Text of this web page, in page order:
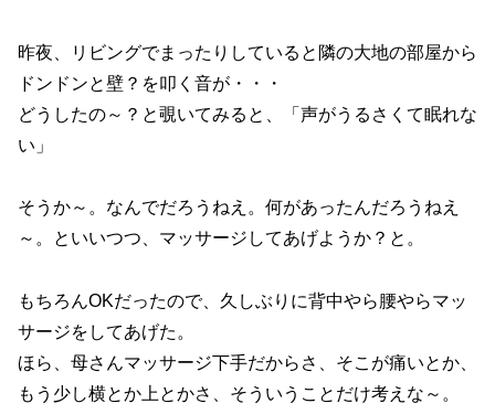
昨夜、リビングでまったりしていると隣の大地の部屋から
ドンドンと壁？を叩く音が・・・
どうしたの～？と覗いてみると、「声がうるさくて眠れな
い」
そうか～。なんでだろうねえ。何があったんだろうねえ
～。といいつつ、マッサージしてあげようか？と。
もちろんOKだったので、久しぶりに背中やら腰やらマッ
サージをしてあげた。
ほら、母さんマッサージ下手だからさ、そこが痛いとか、
もう少し横とか上とかさ、そういうことだけ考えな～。